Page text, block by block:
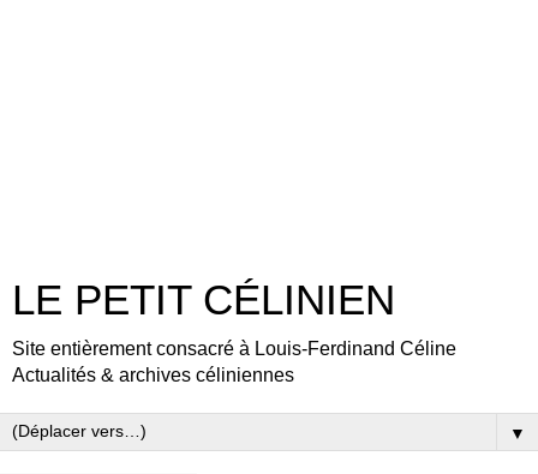
LE PETIT CÉLINIEN
Site entièrement consacré à Louis-Ferdinand Céline
Actualités & archives céliniennes
▼